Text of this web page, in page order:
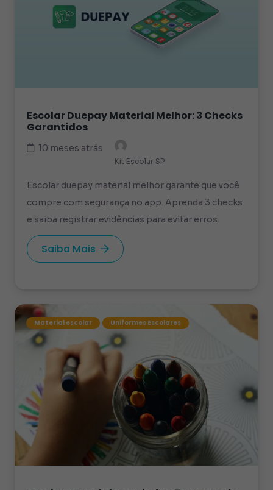
Escolar Duepay Material Melhor: 3 Checks
Garantidos
10 meses atrás
Kit Escolar SP
Escolar duepay material melhor garante que você
compre com segurança no app. Aprenda 3 checks
e saiba registrar evidências para evitar erros.
Saiba Mais
Material escolar Uniformes Escolares